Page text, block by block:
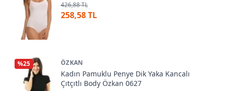
426,88 TL
258,58 TL
%25 ÖZKAN
Kadın Pamuklu Penye Dik Yaka Kancalı
Çıtçıtlı Body Özkan 0627